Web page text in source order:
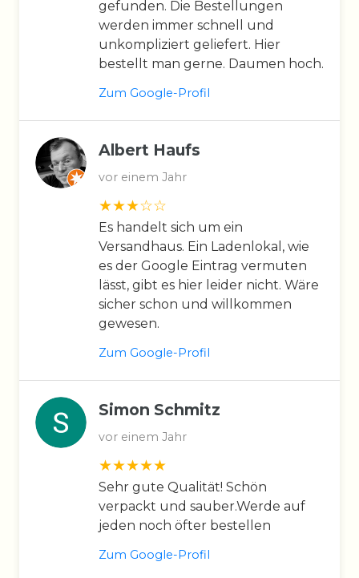
gefunden. Die Bestellungen
werden immer schnell und
unkompliziert geliefert. Hier
bestellt man gerne. Daumen hoch.
Zum Google-Profil
Albert Haufs
vor einem Jahr
Es handelt sich um ein
Versandhaus. Ein Ladenlokal, wie
es der Google Eintrag vermuten
lässt, gibt es hier leider nicht. Wäre
sicher schon und willkommen
gewesen.
Zum Google-Profil
Simon Schmitz
vor einem Jahr
Sehr gute Qualität! Schön
verpackt und sauber.Werde auf
jeden noch öfter bestellen
Zum Google-Profil